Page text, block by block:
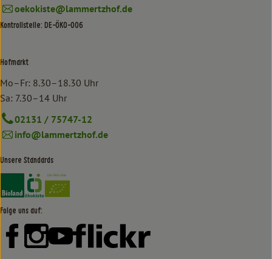
oekokiste@lammertzhof.de
Kontrollstelle: DE-ÖKO-006
Hofmarkt
Mo–Fr: 8.30–18.30 Uhr
Sa: 7.30–14 Uhr
02131 / 75747-12
info@lammertzhof.de
Unsere Standards
Externer Link zu https://www.bioland.de/verbraucher
Externer Link zu https://www.oekokiste.de/
Folge uns auf:
Externer Link zu https://www.facebook.com/lammertzhof/
Externer Link zu https://www.instagram.com/
Externer Link zu https://www.youtube.com/
Externer Link zu https://